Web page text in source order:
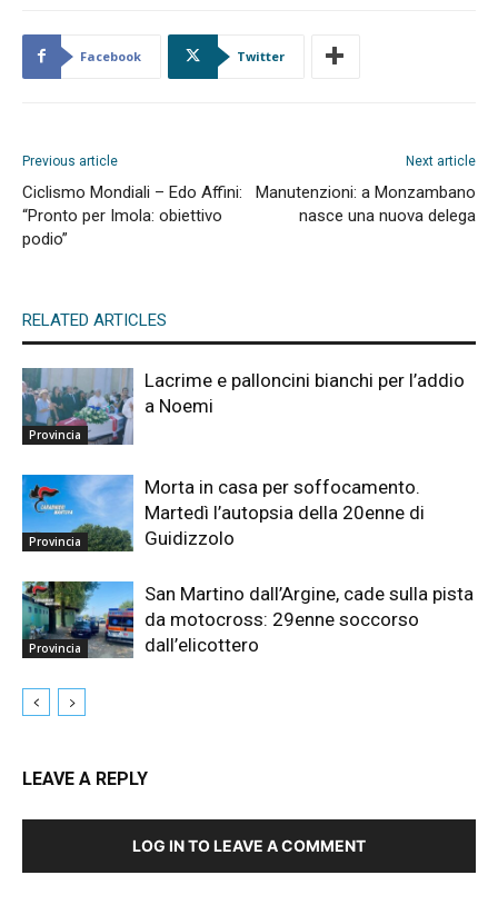
Facebook Twitter
Previous article
Ciclismo Mondiali – Edo Affini:
“Pronto per Imola: obiettivo
podio”
Next article
Manutenzioni: a Monzambano
nasce una nuova delega
RELATED ARTICLES
Provincia
Lacrime e palloncini bianchi per l’addio
a Noemi
Provincia
Morta in casa per soffocamento.
Martedì l’autopsia della 20enne di
Guidizzolo
Provincia
San Martino dall’Argine, cade sulla pista
da motocross: 29enne soccorso
dall’elicottero
LEAVE A REPLY
LOG IN TO LEAVE A COMMENT